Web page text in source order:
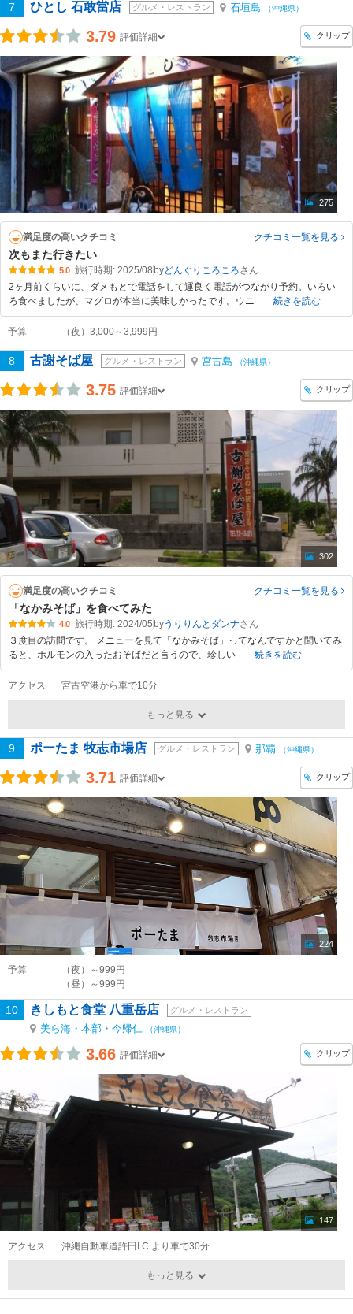
7 ひとし 石敢當店 グルメ・レストラン 石垣島 （沖縄県）
3.79 評価詳細 クリップ
275
満足度の高いクチコミ クチコミ一覧を見る
次もまた行きたい
5.0 旅行時期: 2025/08 byどんぐりころころ
2ヶ月前くらいに、ダメもとで電話をして運良く電話がつながり予約。いろい
ろ食べましたが、マグロが本当に美味しかったです。ウニ
続きを読む
予算 （夜）3,000～3,999円
8 古謝そば屋 グルメ・レストラン 宮古島 （沖縄県）
3.75 評価詳細 クリップ
302
満足度の高いクチコミ クチコミ一覧を見る
「なかみそば」を食べてみた
4.0 旅行時期: 2024/05 byうりりんとダンナ
３度目の訪問です。 メニューを見て「なかみそば」ってなんですかと聞いてみ
ると、ホルモンの入ったおそばだと言うので、珍しい
続きを読む
アクセス 宮古空港から車で10分
もっと見る
9 ポーたま 牧志市場店 グルメ・レストラン 那覇 （沖縄県）
3.71 評価詳細 クリップ
224
予算
（夜）～999円
（昼）～999円
10 きしもと食堂 八重岳店 グルメ・レストラン
美ら海・本部・今帰仁 （沖縄県）
3.66 評価詳細 クリップ
147
アクセス 沖縄自動車道許田I.C.より車で30分
もっと見る